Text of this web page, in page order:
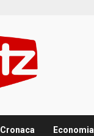
Cronaca Economia